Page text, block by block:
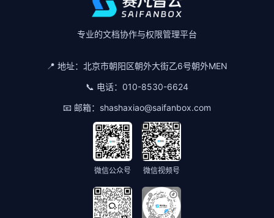
专业的文档协作与权限管理平台
📍 地址： 北京市朝阳区朝外大街乙6号朝外MEN
📞 电话： 010-8530-6624
📧 邮箱： shashaxiao@saifanbox.com
微信公众号 微信视频号